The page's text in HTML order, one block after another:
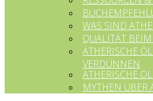
WAS SIND
QUALITÄT
ÄTHERISCHE
VERDÜNNEN
ÄTHERISCHE
MYTHEN ÜBER